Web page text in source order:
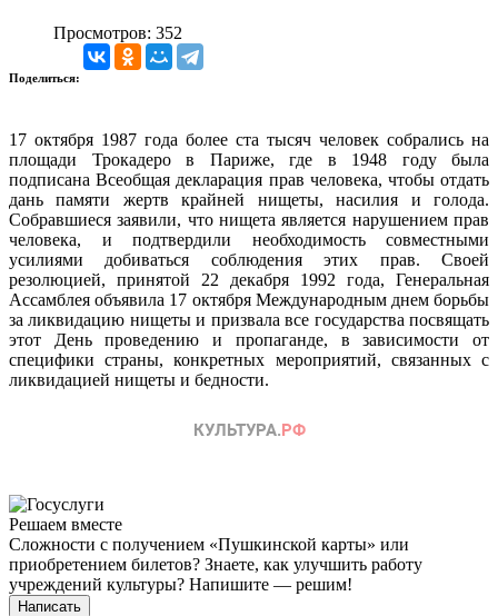
Просмотров: 352
Поделиться:
17 октября 1987 года более ста тысяч человек собрались на
площади Трокадеро в Париже, где в 1948 году была
подписана Всеобщая декларация прав человека, чтобы отдать
дань памяти жертв крайней нищеты, насилия и голода.
Собравшиеся заявили, что нищета является нарушением прав
человека, и подтвердили необходимость совместными
усилиями добиваться соблюдения этих прав. Своей
резолюцией, принятой 22 декабря 1992 года, Генеральная
Ассамблея объявила 17 октября Международным днем борьбы
за ликвидацию нищеты и призвала все государства посвящать
этот День проведению и пропаганде, в зависимости от
специфики страны, конкретных мероприятий, связанных с
ликвидацией нищеты и бедности.
Решаем вместе
Сложности с получением «Пушкинской карты» или
приобретением билетов? Знаете, как улучшить работу
учреждений культуры? Напишите — решим!
Написать